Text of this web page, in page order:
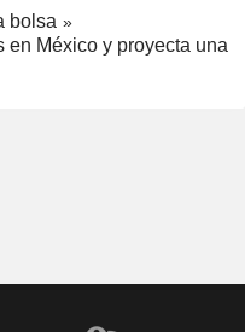
bolsa
en México y proyecta una